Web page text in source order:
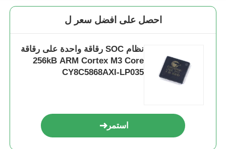
احصل على افضل سعر ل
نظام SOC رقاقة واحدة على رقاقة
256kB ARM Cortex M3 Core
CY8C5868AXI-LP035
استمر